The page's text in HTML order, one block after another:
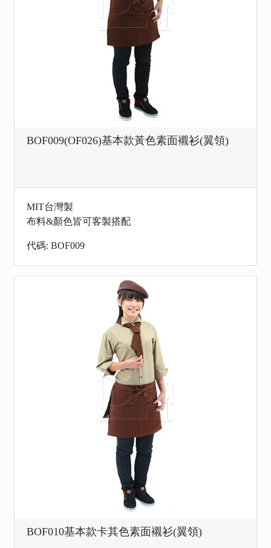
BOF009(OF026)基本款黃色素面襯衫(翼領)
MIT台灣製
布料&顏色皆可客製搭配
代碼: BOF009
BOF010基本款卡其色素面襯衫(翼領)